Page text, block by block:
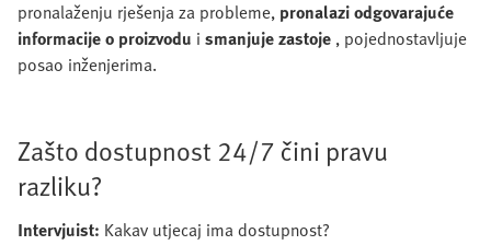
pronalaženju rješenja za probleme, pronalazi odgovarajuće
informacije o proizvodu i smanjuje zastoje , pojednostavljuje
posao inženjerima.
Zašto dostupnost 24/7 čini pravu
razliku?
Intervjuist: Kakav utjecaj ima dostupnost?